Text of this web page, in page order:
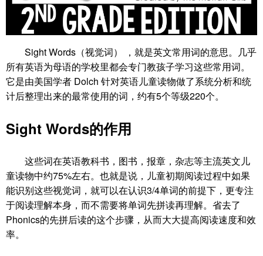
Sight Words（视觉词） ，就是英文常用词的意思。几乎
所有英语为母语的学校里都会专门教孩子学习这些常用词。
它是由美国学者 Dolch 针对英语儿童读物做了系统分析和统
计后整理出来的最常使用的词，约有5个等级220个。
Sight Words的作用
这些词在英语教科书，图书，报章，杂志等主流英文儿
童读物中约75%左右。也就是说，儿童初期阅读过程中如果
能识别这些视觉词，就可以在认识3/4单词的前提下，更专注
于阅读理解本身，而不需要将单词先拼读再理解。省去了
Phonics的先拼后读的这个步骤，从而大大提高阅读速度和效
率。